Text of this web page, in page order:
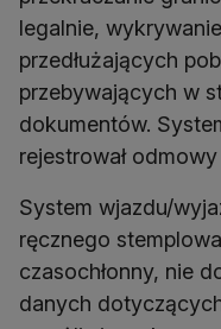
legalnie,
przedłużających
przebywających w
dokumentów.
rejestrował
System wjazdu/
ręcznego
czasochłonny, nie
danych